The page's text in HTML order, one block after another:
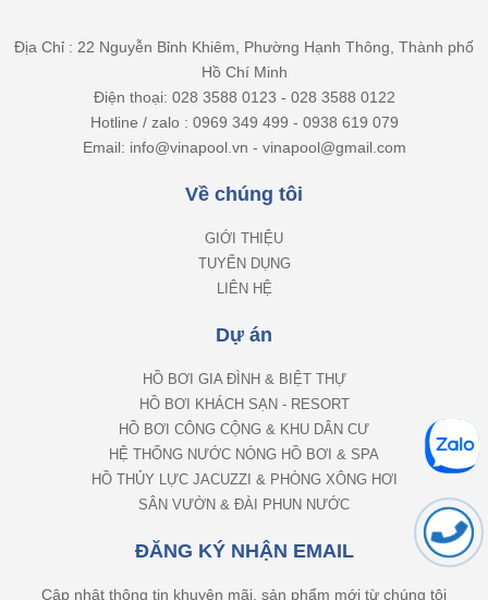
Địa Chỉ : 22 Nguyễn Bỉnh Khiêm, Phường Hạnh Thông, Thành phố
Hồ Chí Minh
Điện thoại: 028 3588 0123 - 028 3588 0122
Hotline / zalo : 0969 349 499 - 0938 619 079
Email: info@vinapool.vn - vinapool@gmail.com
Về chúng tôi
GIỚI THIỆU
TUYỂN DỤNG
LIÊN HỆ
Dự án
HỒ BƠI GIA ĐÌNH & BIỆT THỰ
HỒ BƠI KHÁCH SẠN - RESORT
HỒ BƠI CÔNG CỘNG & KHU DÂN CƯ
HỆ THỐNG NƯỚC NÓNG HỒ BƠI & SPA
HỒ THỦY LỰC JACUZZI & PHÒNG XÔNG HƠI
SÂN VƯỜN & ĐÀI PHUN NƯỚC
ĐĂNG KÝ NHẬN EMAIL
Cập nhật thông tin khuyên mãi, sản phẩm mới từ chúng tôi